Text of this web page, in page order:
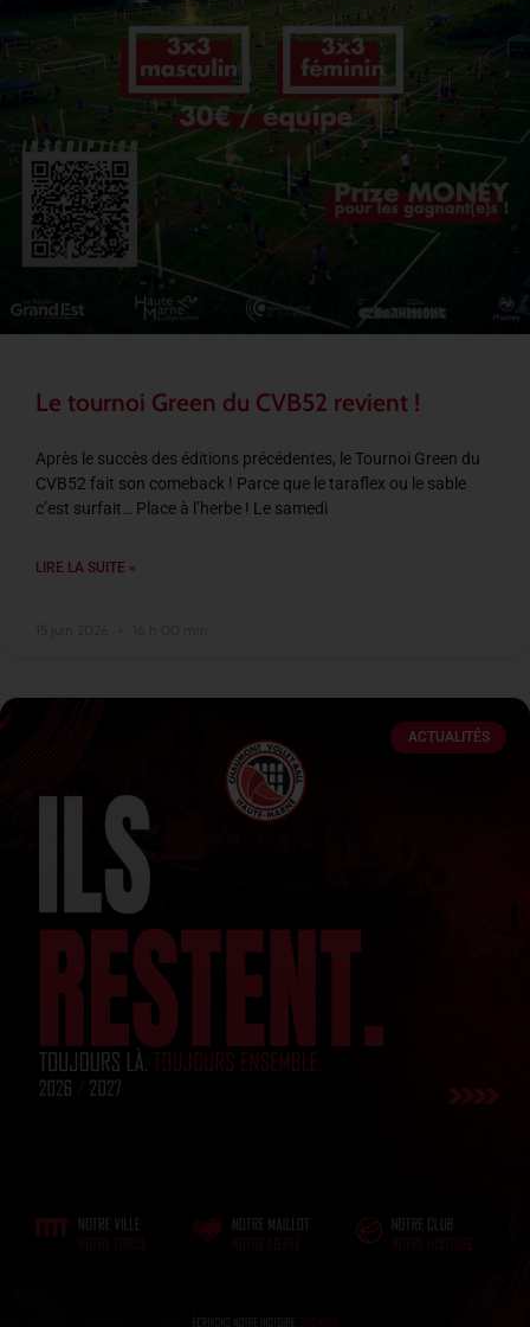
Le tournoi Green du CVB52 revient !
Après le succès des éditions précédentes, le Tournoi Green du
CVB52 fait son comeback ! Parce que le taraflex ou le sable
c’est surfait… Place à l’herbe ! Le samedi
LIRE LA SUITE »
ACTUALITÉS